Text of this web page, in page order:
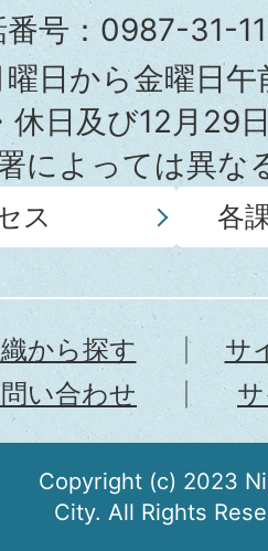
番号：0987-31-
曜日から金曜日
休日及び12月29
署によっては異
ス 各
から探す
サ
い合わせ
Copyright (c) 2023
City. All Rights